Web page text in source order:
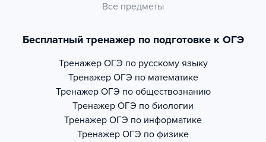
Все предметы
Бесплатный тренажер по подготовке к ОГЭ
Тренажер ОГЭ по русскому языку
Тренажер ОГЭ по математике
Тренажер ОГЭ по обществознанию
Тренажер ОГЭ по биологии
Тренажер ОГЭ по информатике
Тренажер ОГЭ по физике